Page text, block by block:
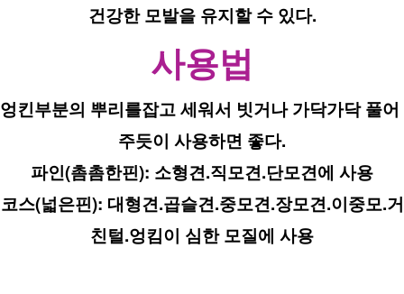
건강한 모발을 유지할 수 있다.
사용법
엉킨부분의 뿌리를잡고 세워서 빗거나 가닥가닥 풀어
주듯이 사용하면 좋다.
파인(촘촘한핀): 소형견.직모견.단모견에 사용
코스(넓은핀): 대형견.곱슬견.중모견.장모견.이중모.거
친털.엉킴이 심한 모질에 사용